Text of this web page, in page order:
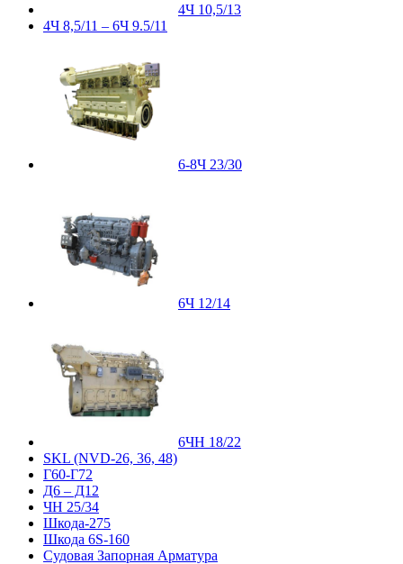
4Ч 10,5/13
4Ч 8,5/11 – 6Ч 9.5/11
6-8Ч 23/30
6Ч 12/14
6ЧН 18/22
SKL (NVD-26, 36, 48)
Г60-Г72
Д6 – Д12
ЧН 25/34
Шкода-275
Шкода 6S-160
Судовая Запорная Арматура